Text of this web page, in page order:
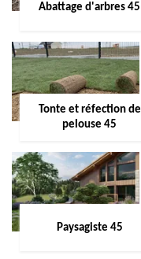
Abattage d'arbres 45
Tonte et réfection de
pelouse 45
Paysagiste 45